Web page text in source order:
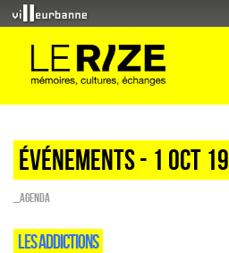
Événements - 1 Oct 19
_Agenda
LES ADDICTIONS